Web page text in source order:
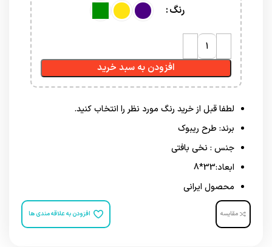
رنگ
افزودن به سبد خرید
لطفا قبل از خرید رنگ مورد نظر را انتخاب کنید.
برند: طرح ریبوک
جنس : نخی بافتی
ابعاد:33*8
محصول ایرانی
مقایسه افزودن به علاقه مندی ها